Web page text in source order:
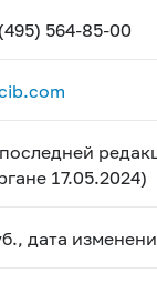
564-85-00
17.05.2024)
дата